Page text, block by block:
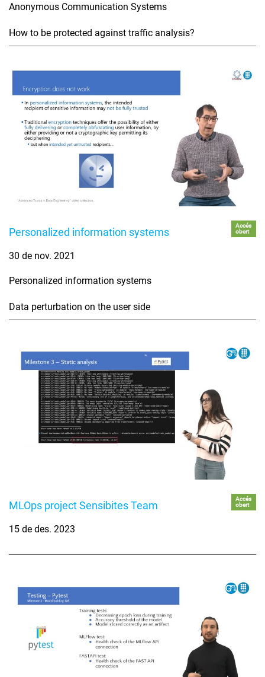
Anonymous Communication Systems
How to be protected against traffic analysis?
Personalized information systems
Accés
obert
30 de nov. 2021
Personalized information systems
Data perturbation on the user side
MLOps project Sensibites Team
Accés
obert
15 de des. 2023